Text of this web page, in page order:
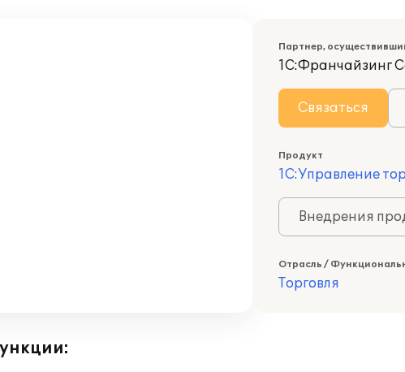
Партнер,
1С:Франчайзинг
Связаться
Продукт
1С:Управление
Внедрения
Отрасль /
Торговля